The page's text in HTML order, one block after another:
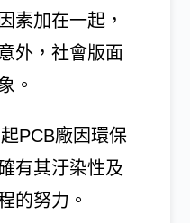
素加在一起，
外，社會版面
。
PCB廠因環保
有其汙染性及
的努力。